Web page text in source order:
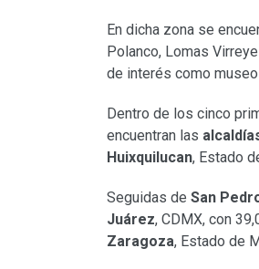
En dicha zona se
Polanco, Lomas
de interés como
Dentro de los cinco
encuentran las
Huixquilucan, Estado
Seguidas de San
Juárez, CDMX, con
Zaragoza, Estado de